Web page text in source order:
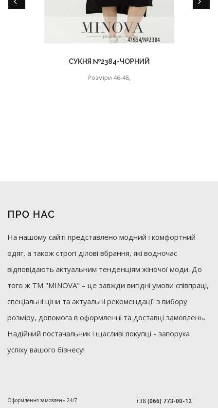
СУКНЯ №2384-ЧОРНИЙ
Розміри 46-48,
ПРО НАС
На нашому сайті представлено модний і комфортний
одяг, а також строгі ділові вбрання, які водночас
відповідають актуальним тенденціям жіночої моди. До
того ж ТМ "MINOVA" – це завжди вигідні умови співпраці,
спеціальні ціни та актуальні рекомендації з вибору
розміру, допомога в оформленні та доставці замовлень.
Надійний постачальник і щасливі покупці - запорука
успіху вашого бізнесу!
Оформлення замовлень 24/7 +38(066) 773-00-12